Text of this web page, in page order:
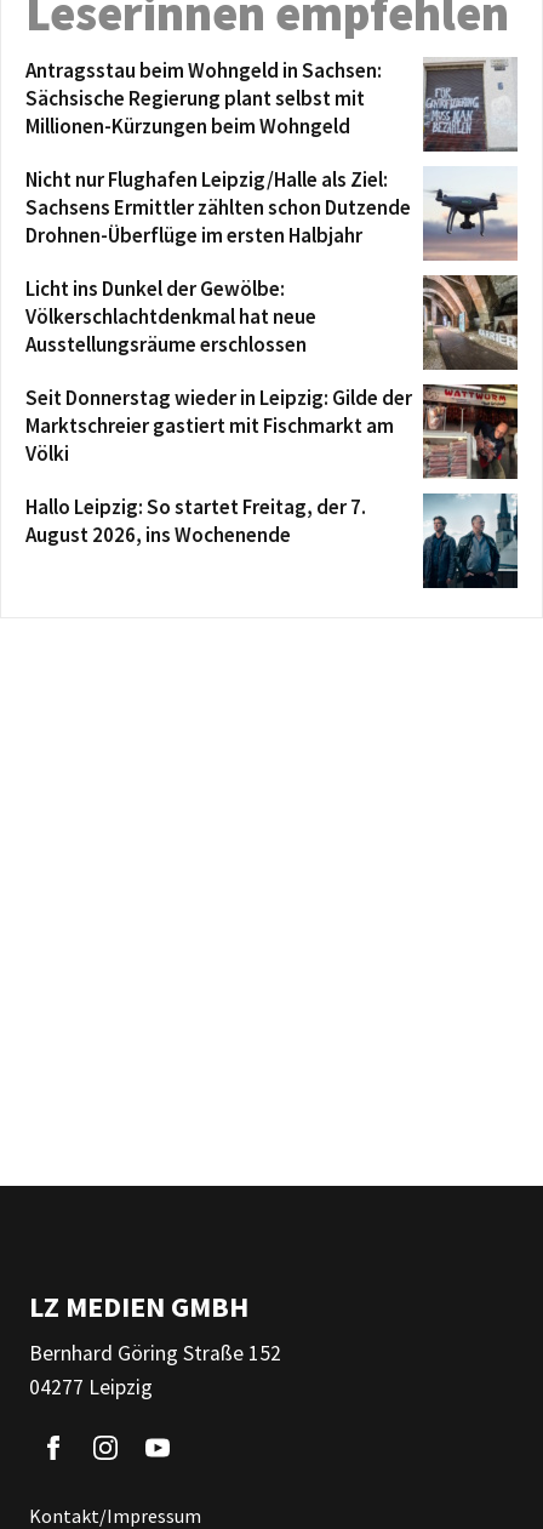
Leserinnen empfehlen
Antragsstau beim Wohngeld in Sachsen:
Sächsische Regierung plant selbst mit
Millionen-Kürzungen beim Wohngeld
Nicht nur Flughafen Leipzig/Halle als Ziel:
Sachsens Ermittler zählten schon Dutzende
Drohnen-Überflüge im ersten Halbjahr
Licht ins Dunkel der Gewölbe:
Völkerschlachtdenkmal hat neue
Ausstellungsräume erschlossen
Seit Donnerstag wieder in Leipzig: Gilde der
Marktschreier gastiert mit Fischmarkt am
Völki
Hallo Leipzig: So startet Freitag, der 7.
August 2026, ins Wochenende
LZ MEDIEN GMBH
Bernhard Göring Straße 152
04277 Leipzig
Kontakt/Impressum